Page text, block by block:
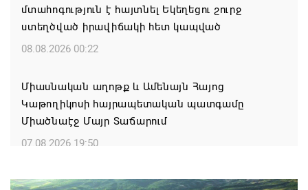
մտահոգություն է հայտնել Եկեղեցու շուրջ
ստեղծված իրավիճակի հետ կապված
08.08.2026 00:22
Միասնական աղոթք և Ամենայն Հայոց
Կաթողիկոսի հայրապետական պատգամը
Միածնաէջ Մայր Տաճարում
07.08.2026 19:50
Ժամանակակից Բելառուսին պակասում է այն